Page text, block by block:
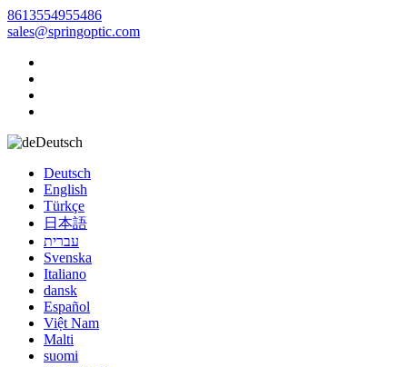
8613554955486
sales@springoptic.com
Deutsch
Deutsch
English
Türkçe
日本語
עברית
Svenska
Italiano
dansk
Español
Việt Nam
Malti
suomi